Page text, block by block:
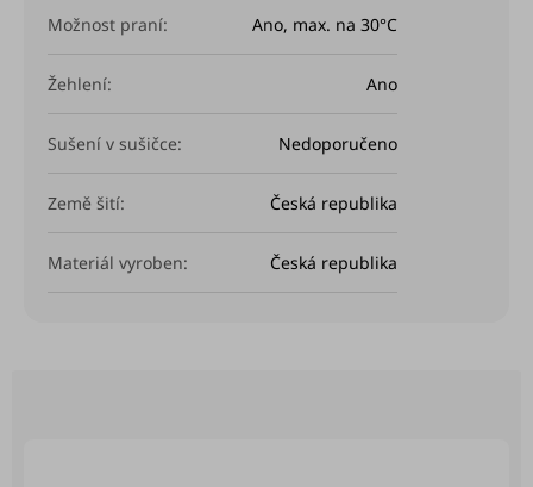
Možnost praní: Ano, max. na 30°C
Žehlení: Ano
Sušení v sušičce: Nedoporučeno
Země šití: Česká republika
Materiál vyroben: Česká republika